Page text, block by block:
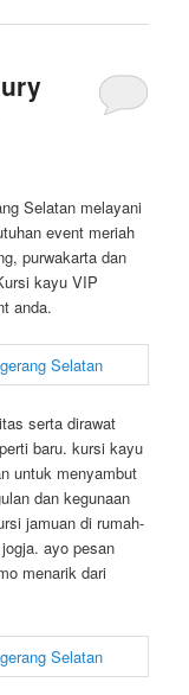
Selatan melayani
event meriah
purwakarta dan
kayu VIP
anda.
serta dirawat
baru. kursi kayu
untuk menyambut
dan kegunaan
jamuan di rumah-
ayo pesan
menarik dari